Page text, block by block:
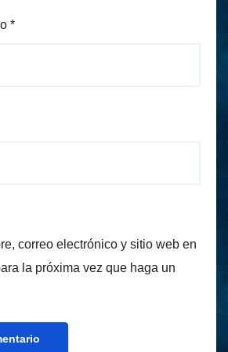
*
correo electrónico y sitio web en
la próxima vez que haga un